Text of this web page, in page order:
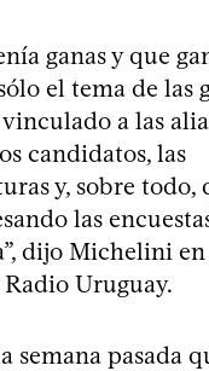
ganas y que
el tema de las
a las
candidatos, las
y, sobre todo,
las
dijo Michelini en
Uruguay.
semana pasada